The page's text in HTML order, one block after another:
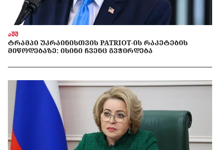
აშშ
ᲢᲠᲐᲛᲞᲘ ᲣᲙᲠᲐᲘᲜᲘᲡᲗᲕᲘᲡ PATRIOT-ᲘᲡ ᲠᲐᲙᲔᲢᲔᲑᲘᲡ
ᲛᲘᲬᲝᲓᲔᲑᲐᲖᲔ: ᲘᲡᲘᲜᲘ ᲩᲕᲔᲜᲪ ᲒᲕᲭᲘᲠᲓᲔᲑᲐ